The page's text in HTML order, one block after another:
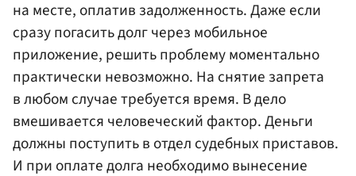
на месте, оплатив задолженность. Даже если
сразу погасить долг через мобильное
приложение, решить проблему моментально
практически невозможно. На снятие запрета
в любом случае требуется время. В дело
вмешивается человеческий фактор. Деньги
должны поступить в отдел судебных приставов.
И при оплате долга необходимо вынесение